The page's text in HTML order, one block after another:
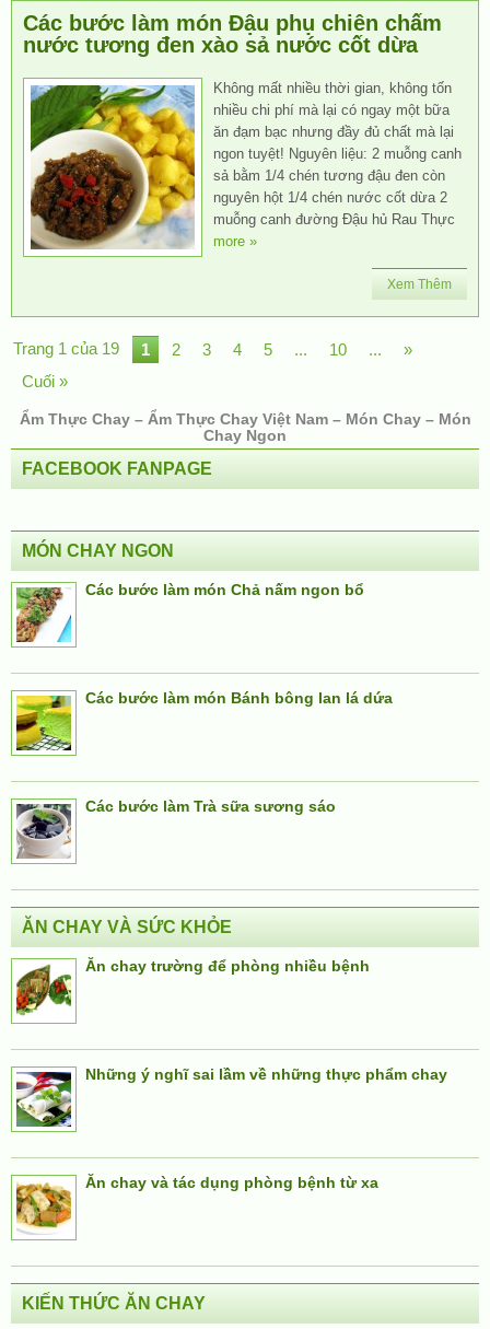
Các bước làm món Đậu phụ chiên chấm
nước tương đen xào sả nước cốt dừa
Không mất nhiều thời gian, không tốn
nhiều chi phí mà lại có ngay một bữa
ăn đạm bạc nhưng đầy đủ chất mà lại
ngon tuyệt! Nguyên liệu: 2 muỗng canh
sả bằm 1/4 chén tương đậu đen còn
nguyên hột 1/4 chén nước cốt dừa 2
muỗng canh đường Đậu hủ Rau Thực
more »
Xem Thêm
Trang 1 của 19 1 2 3 4 5 ... 10 ...
»
Cuối »
Ẩm Thực Chay – Ẩm Thực Chay Việt Nam – Món Chay – Món
Chay Ngon
FACEBOOK FANPAGE
MÓN CHAY NGON
Các bước làm món Chả nấm ngon bổ
Các bước làm món Bánh bông lan lá dứa
Các bước làm Trà sữa sương sáo
ĂN CHAY VÀ SỨC KHỎE
Ăn chay trường để phòng nhiều bệnh
Những ý nghĩ sai lầm về những thực phẩm chay
Ăn chay và tác dụng phòng bệnh từ xa
KIẾN THỨC ĂN CHAY